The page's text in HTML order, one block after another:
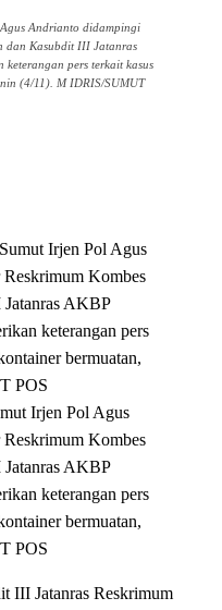
Andrianto didampingi
dan Kasubdit III Jatanras
pers terkait kasus
(4/11). M IDRIS/SUMUT
Irjen Pol Agus
Kombes
AKBP
keterangan pers
bermuatan,
POS
III Jatanras Reskrimum